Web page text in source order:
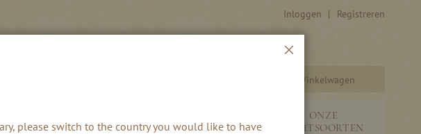
Inloggen Registreren
Winkelwagen
ACCESSOIRES
NIEUW
ONZE
FRUITSOORTEN
please switch to the country you would like to have